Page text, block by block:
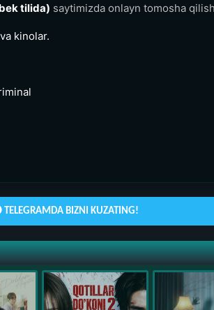
tilida) saytimizda onlayn tomosha
kinolar.
TELEGRAMDA BIZNI KUZATING!